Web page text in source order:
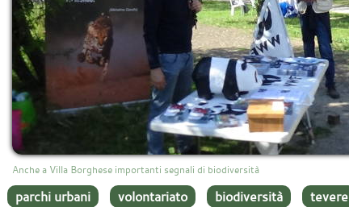
Anche a Villa Borghese importanti segnali di biodiversità
parchi urbani volontariato biodiversità tevere